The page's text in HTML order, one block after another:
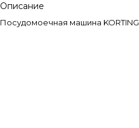
Описание
Посудомоечная машина KORTING